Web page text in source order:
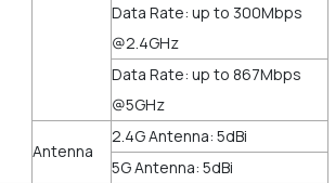
Data Rate: up to 300Mbps
@2.4GHz
Data Rate: up to 867Mbps
@5GHz
Antenna
2.4G Antenna: 5dBi
5G Antenna: 5dBi